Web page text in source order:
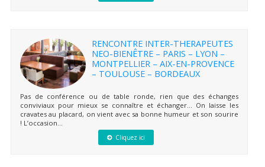
RENCONTRE INTER-THERAPEUTES
NEO-BIENÊTRE – PARIS – LYON –
MONTPELLIER – AIX-EN-PROVENCE
– TOULOUSE – BORDEAUX
Pas de conférence ou de table ronde, rien que des échanges
conviviaux pour mieux se connaître et échanger… On laisse les
cravates au placard, on vient avec sa bonne humeur et son sourire
! L’occasion...
Cliquez ici